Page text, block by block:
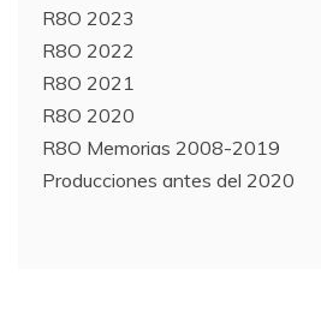
R8O 2023
R8O 2022
R8O 2021
R8O 2020
R8O Memorias 2008-2019
Producciones antes del 2020